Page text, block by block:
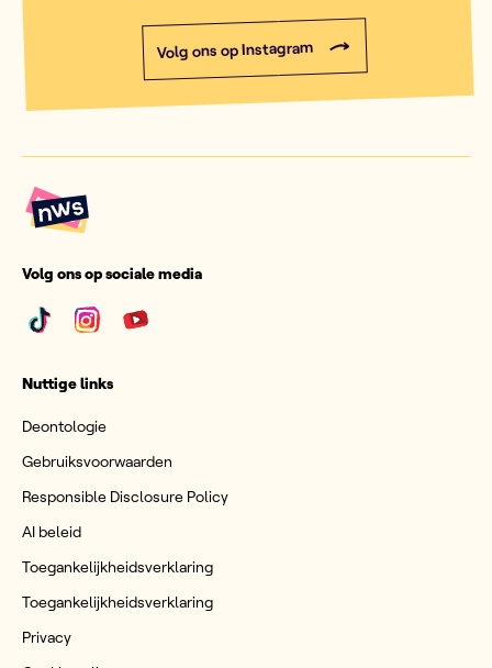
Volg ons op Instagram
Volg ons op sociale media
Nuttige links
Deontologie
Gebruiksvoorwaarden
Responsible Disclosure Policy
AI beleid
Toegankelijkheidsverklaring
Toegankelijkheidsverklaring
Privacy